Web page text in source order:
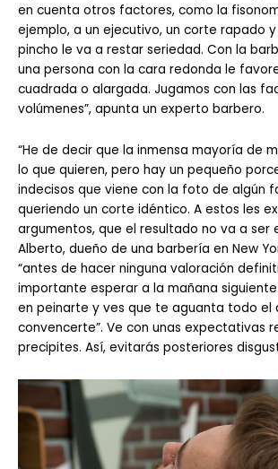
en cuenta otros factores, como la
ejemplo, a un ejecutivo, un corte rapado
pincho le va a restar seriedad. Con la
una persona con la cara redonda le
cuadrada o alargada. Jugamos con las
volúmenes”, apunta un experto barbero.
“He de decir que la inmensa mayoría de
lo que quieren, pero hay un pequeño
indecisos que viene con la foto de algún
queriendo un corte idéntico. A estos les
argumentos, que el resultado no va a ser
Alberto, dueño de una barbería en New
“antes de hacer ninguna valoración
importante esperar a la mañana
en peinarte y ves que te aguanta todo el
convencerte”. Ve con unas expectativas
precipites. Así, evitarás posteriores